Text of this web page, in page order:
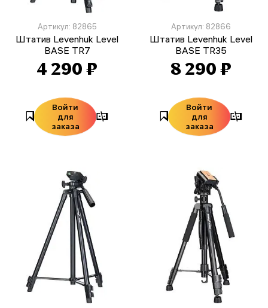
Артикул: 82865
Штатив Levenhuk Level
BASE TR7
4 290 ₽
Войти
для
заказа
Артикул: 82866
Штатив Levenhuk Level
BASE TR35
8 290 ₽
Войти
для
заказа